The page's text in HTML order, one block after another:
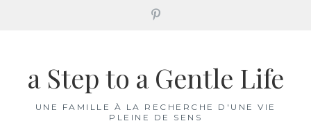
Pinterest
contenua Step to a Gentle Life
UNE FAMILLE À LA RECHERCHE D'UNE VIE
PLEINE DE SENS